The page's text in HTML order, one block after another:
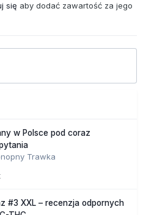
się aby dodać zawartość za jego
w Polsce pod coraz
Trawka
#3 XXL – recenzja odpornych